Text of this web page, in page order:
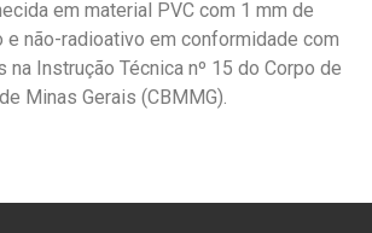
em material PVC com 1 mm de
não-radioativo em conformidade com
Instrução Técnica nº 15 do Corpo de
Minas Gerais (CBMMG).